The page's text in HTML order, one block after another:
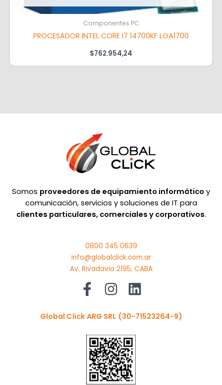
Componentes PC
PROCESADOR INTEL CORE I7 14700KF LGA1700
$762.954,24
Somos proveedores de equipamiento informático y
comunicación, servicios y soluciones de IT para
clientes particulares, comerciales y corporativos.
0800 345 0639
info@globalclick.com.ar
Av. Rivadavia 2195, CABA
Global Click ARG SRL (30-71523264-9)